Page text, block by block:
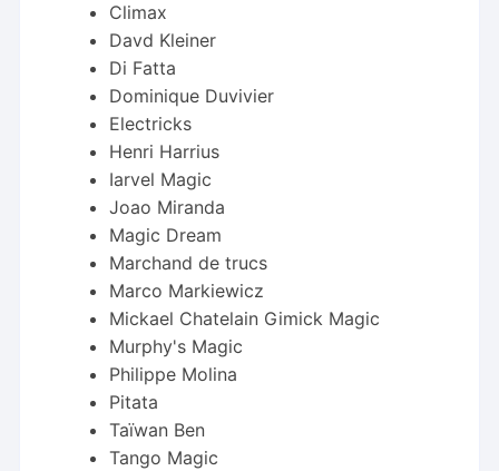
Climax
Davd Kleiner
Di Fatta
Dominique Duvivier
Electricks
Henri Harrius
Iarvel Magic
Joao Miranda
Magic Dream
Marchand de trucs
Marco Markiewicz
Mickael Chatelain Gimick Magic
Murphy's Magic
Philippe Molina
Pitata
Taïwan Ben
Tango Magic